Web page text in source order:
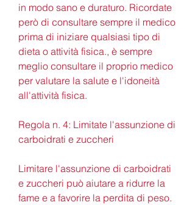
in modo sano e duraturo. Ricordate
però di consultare sempre il medico
prima di iniziare qualsiasi tipo di
dieta o attività fisica., è sempre
meglio consultare il proprio medico
per valutare la salute e l'idoneità
all'attività fisica.
Regola n. 4: Limitate l'assunzione di
carboidrati e zuccheri
Limitare l'assunzione di carboidrati
e zuccheri può aiutare a ridurre la
fame e a favorire la perdita di peso.